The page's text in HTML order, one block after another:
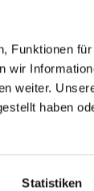
Funktionen
wir
weiter.
haben
Statistiken